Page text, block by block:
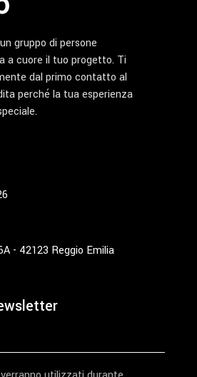
gruppo di persone
a cuore il tuo progetto. Ti
dal primo contatto al
perché la tua esperienza
- 42123 Reggio Emilia